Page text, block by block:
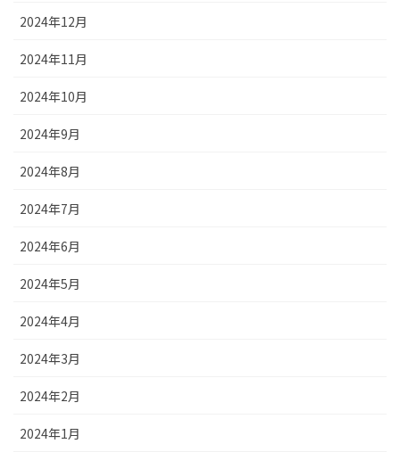
2024年12月
2024年11月
2024年10月
2024年9月
2024年8月
2024年7月
2024年6月
2024年5月
2024年4月
2024年3月
2024年2月
2024年1月